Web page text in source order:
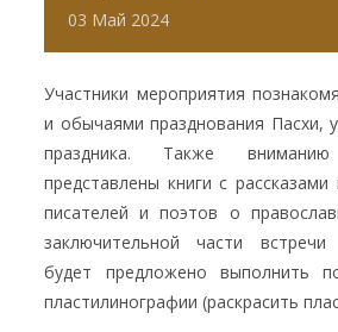
03 Май 2024
Участники мероприятия
и обычаями празднования Пасхи,
праздника. Также
представлены книги с рассказами
писателей и поэтов о
заключительной части
будет предложено выполнить
пластилинографии (раскрасить